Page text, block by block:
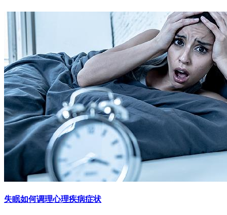
失眠如何调理心理疾病症状